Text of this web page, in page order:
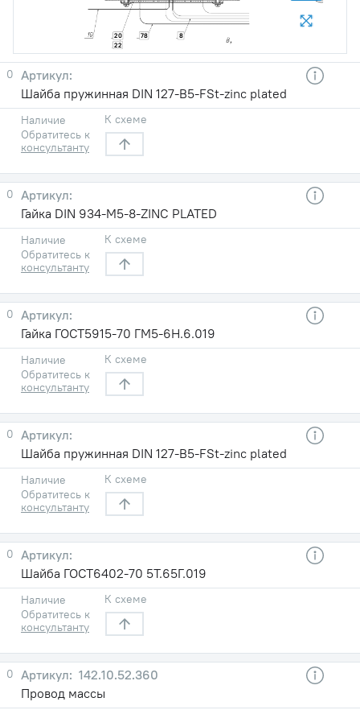
8
20
22
78
0
Шайба пружинная DIN 127-B5-FSt-zinc plated
Наличие
Обратитесь к
консультанту
К схеме
0
Гайка DIN 934-M5-8-ZINC PLATED
Наличие
Обратитесь к
консультанту
К схеме
0
Гайка ГОСТ5915-70 ГМ5-6Н.6.019
Наличие
Обратитесь к
консультанту
К схеме
0
Шайба пружинная DIN 127-B5-FSt-zinc plated
Наличие
Обратитесь к
консультанту
К схеме
0
Шайба ГОСТ6402-70 5T.65Г.019
Наличие
Обратитесь к
консультанту
К схеме
0
142.10.52.360
Провод массы